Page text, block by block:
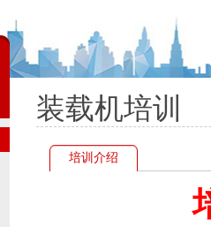
装载机培训
培训介绍